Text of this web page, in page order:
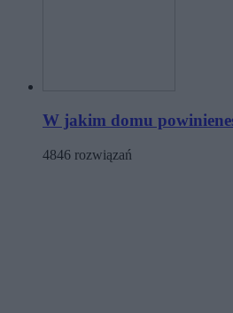
W jakim domu
4846 rozwiązań